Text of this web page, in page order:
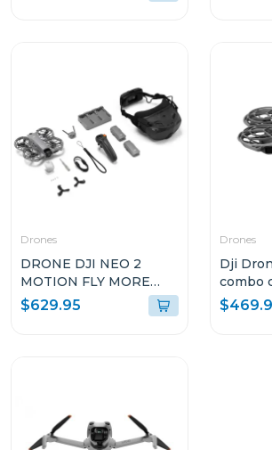
Drones
DRONE DJI NEO 2
MOTION FLY MORE
COMBO
$629.95
Drones
Dji
combo
remoto